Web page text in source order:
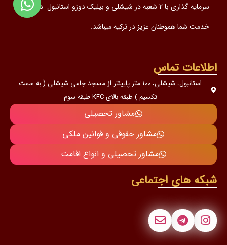
سرمایه گذاری با 2 شعبه در شیشلی و بیلیک دوزو استانبول در
خدمت شما هموطنان عزیز در ترکیه میباشد.
اطلاعات تماس
استانبول، شیشلی، 100 متر پایینتر از مسجد جامی شیشلی ( به سمت
تکسیم ) طبقه بالای KFC طبقه سوم
مشاور تحصیلی
مشاور حقوقی و قوانین ملکی
مشاور تحصیلی و انواع اقامت
شبکه های اجتماعی